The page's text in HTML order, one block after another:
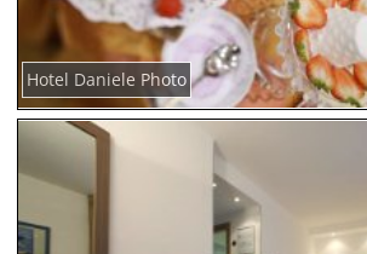
Hotel Daniele Photo